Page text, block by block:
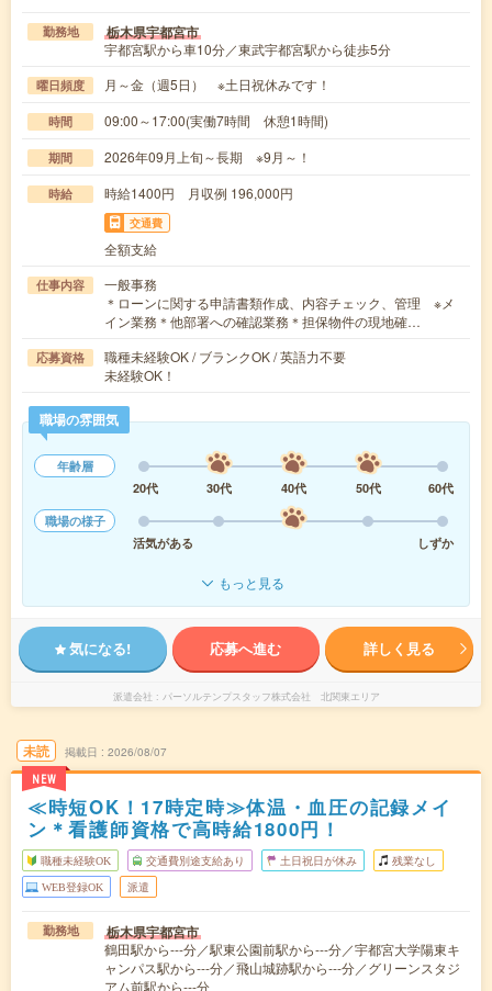
勤務地 栃木県宇都宮市
宇都宮駅から車10分／東武宇都宮駅から徒歩5分
曜日頻度 月～金（週5日） ※土日祝休みです！
時間 09:00～17:00(実働7時間 休憩1時間)
期間 2026年09月上旬～長期 ※9月～！
時給 時給1400円 月収例 196,000円
交通費
全額支給
仕事内容
一般事務
＊ローンに関する申請書類作成、内容チェック、管理 ※メ
イン業務＊他部署への確認業務＊担保物件の現地確…
応募資格
職種未経験OK / ブランクOK / 英語力不要
未経験OK！
職場の雰囲気
年齢層
20代
30代 40代 50代
60代
職場の様子
活気がある
しずか
もっと見る
気になる! 応募へ進む 詳しく見る
派遣会社 パーソルテンプスタッフ株式会社 北関東エリア
未読
NEW
掲載日 2026/08/07
≪時短OK！17時定時≫体温・血圧の記録メイ
ン＊看護師資格で高時給1800円！
職種未経験OK 交通費別途支給あり 土日祝日が休み 残業なし
WEB登録OK 派遣
勤務地 栃木県宇都宮市
鶴田駅から---分／駅東公園前駅から---分／宇都宮大学陽東キ
ャンパス駅から---分／飛山城跡駅から---分／グリーンスタジ
アム前駅から---分